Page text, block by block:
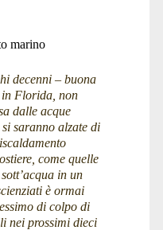
decenni – buona
Florida, non
dalle acque
saranno alzate di
come quelle
in un
è ormai
di colpo di
nei prossimi dieci